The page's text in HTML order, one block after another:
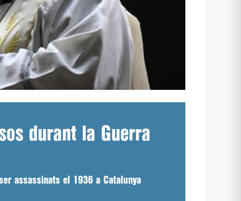
durant la Guerra
assassinats el 1936 a Catalunya